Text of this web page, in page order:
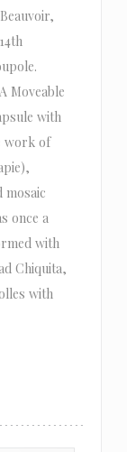
Moveable
with
work of
once a
with
Chiquita,
with
FENÊTRE))